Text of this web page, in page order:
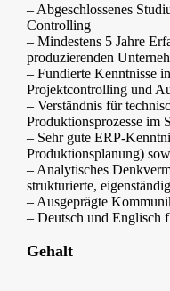
– Abgeschlossenes
Controlling
– Mindestens 5 Jahre
produzierenden
– Fundierte Kenntnisse
Projektcontrolling und
– Verständnis für
Produktionsprozesse im
– Sehr gute ERP-
Produktionsplanung)
– Analytisches
strukturierte,
– Ausgeprägte
– Deutsch und Englisch
Gehalt